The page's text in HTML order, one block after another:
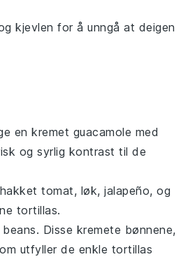
kjevlen for å unngå at deigen
en kremet guacamole med
og syrlig kontrast til de
tomat, løk, jalapeño, og
tortillas.
. Disse kremete bønnene,
utfyller de enkle tortillas